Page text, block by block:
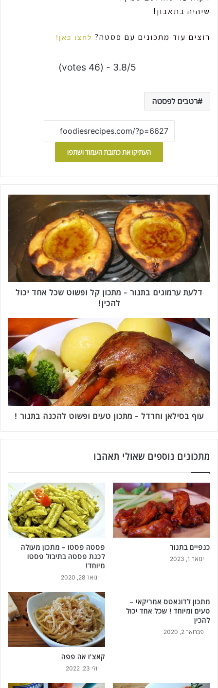
שיהיה בתאבון!
רוצים עוד מתכונים עם פסטה? לחצו כאן!
3.8/5 - (46 votes)
רטבים לפסטה
העתיקו את כתובת העמוד ושתפו
ע
מ
ו
נ
ת
נ
ו
-
מ
ת
כ
ו
פ
ו
ט
ש
כ
ל
א
ח
ד
ל
ה
כ
דלעת ערמונים בתנור - מתכון קל ופשוט שכל אחד יכול
להכין!
ע
ו
ף
ס
י
ל
א
ן
ל
מ
כ
ו
ן
ע
י
ו
ט
ל
עוף בסילאן וחרדל - מתכון טעים ופשוט להכנה בתנור !
מתכונים נוספים שאולי תאהבו
כנפיים בתנור
ינואר 1, 2023
פסטה פסטו – מתכון מעולה
לכנת פסטה בתיבול פסטו
מיוחד!
ינואר 28, 2020
מתכון לדונאטס אמריקאי –
טעים ומיוחד ! שכל אחד יכול
להכין
פברואר 2, 2020
קאצ'ו אה פפה
יולי 23, 2022